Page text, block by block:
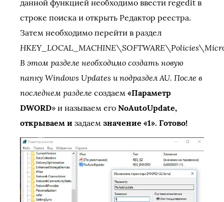
данной функцией необходимо ввести regedit в
строке поиска и открыть Редактор реестра.
Затем необходимо перейти в раздел
В этом разделе необходимо создать новую
папку Windows Updates и подраздел AU. После в
последнем разделе создаем «Параметр
DWORD» и называем его NoAutoUpdate,
открываем и задаем значение «1». Готово!